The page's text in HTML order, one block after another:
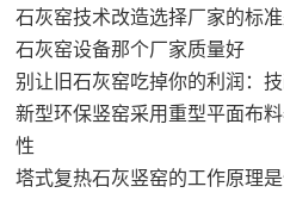
石灰窑技术改造选择厂家的标
石灰窑设备那个厂家质量好
别让旧石灰窑吃掉你的利润：
新型环保竖窑采用重型平面布
性
塔式复热石灰竖窑的工作原理